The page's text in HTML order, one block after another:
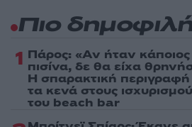
Πιο
1 Πάρος: «Αν ήταν
πισίνα, δε θα είχα
Η σπαρακτική περιγραφή
τα κενά στους
του beach bar